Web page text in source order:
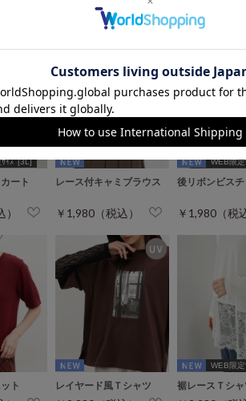
ｲｽﾞ[3L]
ート レース付キャミブラウス
￥1,980（税込）
WEB限
後リボンビスチ
￥1,980（税
ト レイヤード風Ｔシャツ
WEB限定
裾レースＴシャ